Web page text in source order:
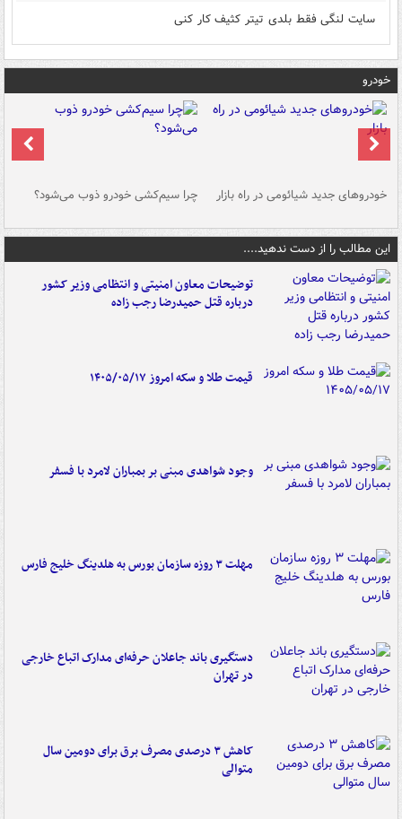
سایت لنگی فقط بلدی تیتر کثیف کار کنی
خودرو
خودروهای جدید شیائومی در راه بازار چرا سیم‌کشی خودرو ذوب می‌شود؟
این مطالب را از دست ندهید....
توضیحات معاون امنیتی و انتظامی وزیر کشور
درباره قتل حمیدرضا رجب زاده
قیمت طلا و سکه امروز ۱۴۰۵/۰۵/۱۷
وجود شواهدی مبنی بر بمباران لامرد با فسفر
مهلت ۳ روزه سازمان بورس به هلدینگ خلیج فارس
دستگیری باند جاعلان حرفه‌ای مدارک اتباع خارجی
در تهران
کاهش ۳ درصدی مصرف برق برای دومین سال
متوالی